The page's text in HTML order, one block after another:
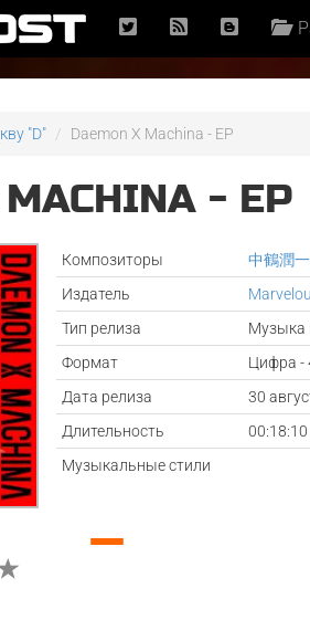
"D" Daemon X Machina - EP
- EP
Композиторы 中鶴潤一
Издатель
Тип релиза
Музыка
Формат
Цифра -
Дата релиза
30
Длительность
00:18:10
Музыкальные стили
—